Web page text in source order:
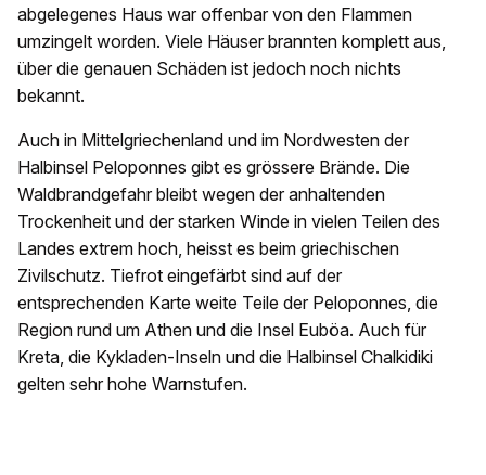
abgelegenes Haus war offenbar von den Flammen
umzingelt worden. Viele Häuser brannten komplett aus,
über die genauen Schäden ist jedoch noch nichts
bekannt.
Auch in Mittelgriechenland und im Nordwesten der
Halbinsel Peloponnes gibt es grössere Brände. Die
Waldbrandgefahr bleibt wegen der anhaltenden
Trockenheit und der starken Winde in vielen Teilen des
Landes extrem hoch, heisst es beim griechischen
Zivilschutz. Tiefrot eingefärbt sind auf der
entsprechenden Karte weite Teile der Peloponnes, die
Region rund um Athen und die Insel Euböa. Auch für
Kreta, die Kykladen-Inseln und die Halbinsel Chalkidiki
gelten sehr hohe Warnstufen.